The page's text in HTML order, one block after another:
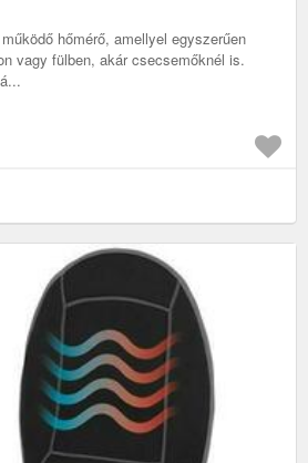
hőmérő, amellyel egyszerűen
vagy fülben, akár csecsemőknél is.